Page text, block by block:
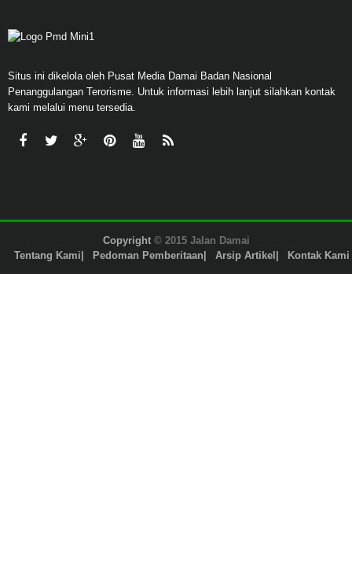
Situs ini dikelola oleh Pusat Media Damai Badan Nasional
Penanggulangan Terorisme. Untuk informasi lebih lanjut silahkan kontak
kami melalui menu tersedia.
Copyright© 2015 Jalan Damai
Tentang Kami
Pedoman Pemberitaan Arsip Artikel Kontak Kami